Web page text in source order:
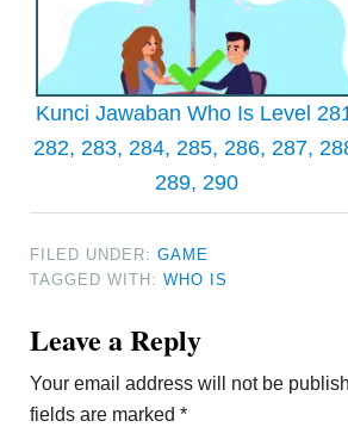
Kunci Jawaban Who Is Level
282, 283, 284, 285, 286, 287,
289, 290
FILED UNDER:GAME
TAGGED WITH:WHO IS
Reader
Interactions
Leave a Reply
Your email address will not be
fields are marked*